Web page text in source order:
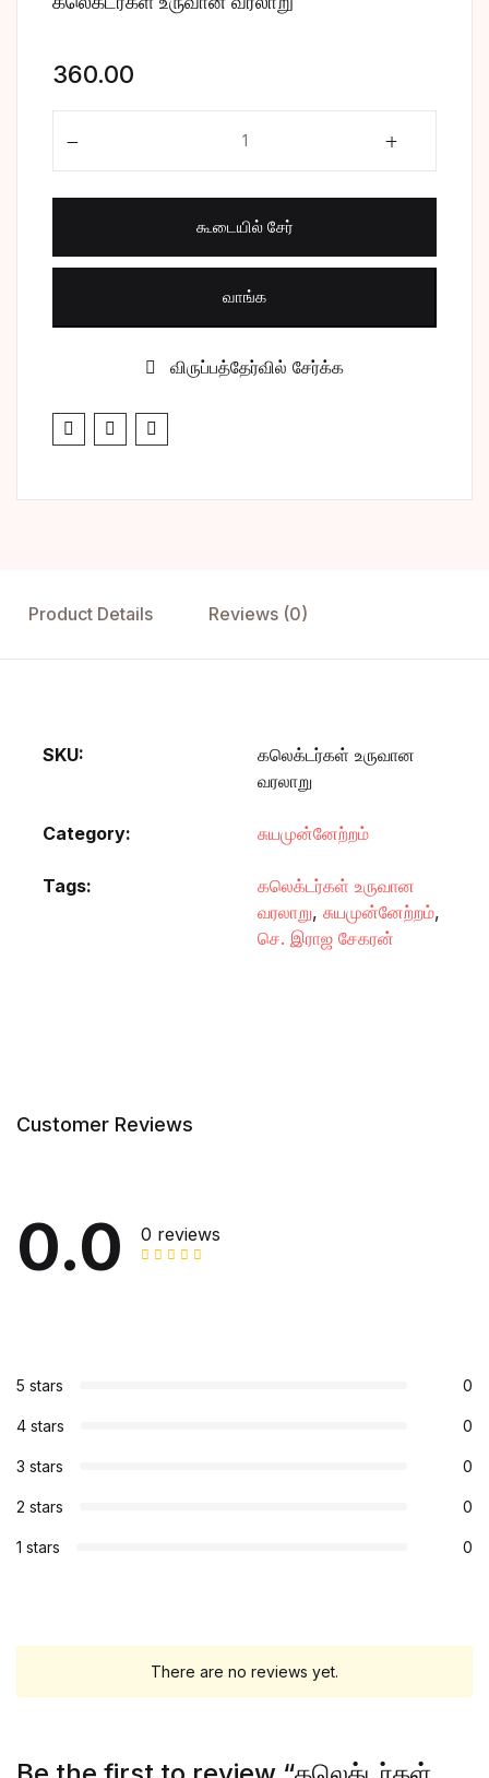
போட்டித் தேர்வு
மருத்துவம்
வணிகம் &
360.00
கூடையில் சேர்
வாங்க
விருப்பத்தேர்வில் சேர்க்க
Product Details Reviews (0)
SKU:
கலெக்டர்கள் உருவான
வரலாறு
Category: சுயமுன்னேற்றம்
Tags:
கலெக்டர்கள் உருவான
வரலாறு, சுயமுன்னேற்றம்,
செ. இராஜ சேகரன்
Customer Reviews
0.0 0 reviews
5 stars 0
4 stars 0
3 stars 0
2 stars 0
1 stars 0
There are no reviews yet.